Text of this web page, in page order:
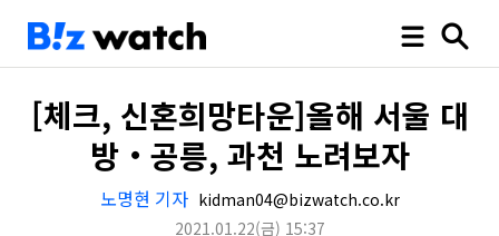
[체크, 신혼희망타운]올해 서울 대
방‧공릉, 과천 노려보자
노명현 기자 kidman04@bizwatch.co.kr
2021.01.22(금) 15:37